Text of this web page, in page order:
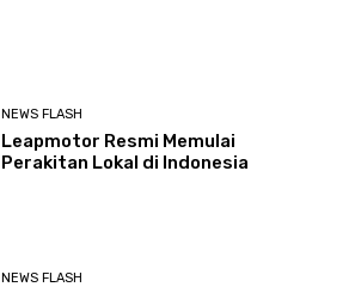
NEWS FLASH
Leapmotor Resmi Memulai
Perakitan Lokal di Indonesia
NEWS FLASH